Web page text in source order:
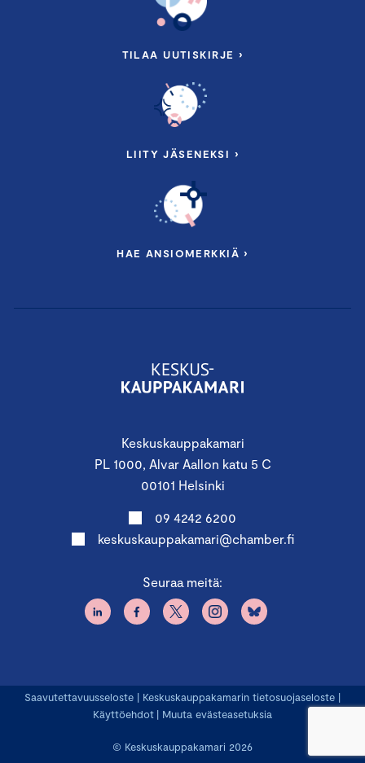
Keskuskauppakamari
PL 1000, Alvar Aallon katu 5 C
00101 Helsinki
09 4242 6200
keskuskauppakamari@chamber.fi
Seuraa meitä:
TILAA UUTISKIRJE ›
LIITY JÄSENEKSI ›
HAE ANSIOMERKKIÄ ›
© Keskuskauppakamari 2026
Saavutettavuusseloste | Keskuskauppakamarin tietosuojaseloste |
Käyttöehdot | Muuta evästeasetuksia